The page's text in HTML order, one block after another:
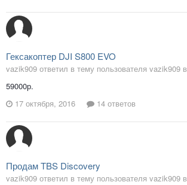
Гексакоптер DJI S800 EVO
vazik909 ответил в тему пользователя vazik909 в
59000р.
17 октября, 2016
14 ответов
Продам TBS Discovery
vazik909 ответил в тему пользователя vazik909 в